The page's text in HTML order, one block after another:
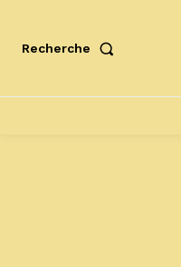
Recherche